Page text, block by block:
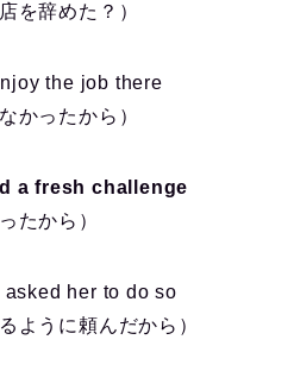
を辞めた？）
the job there
かったから）
a fresh challenge
たから）
her to do so
ように頼んだから）